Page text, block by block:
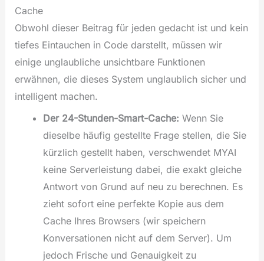
Cache
Obwohl dieser Beitrag für jeden gedacht ist und kein
tiefes Eintauchen in Code darstellt, müssen wir
einige unglaubliche unsichtbare Funktionen
erwähnen, die dieses System unglaublich sicher und
intelligent machen.
Der 24-Stunden-Smart-Cache: Wenn Sie
dieselbe häufig gestellte Frage stellen, die Sie
kürzlich gestellt haben, verschwendet MYAI
keine Serverleistung dabei, die exakt gleiche
Antwort von Grund auf neu zu berechnen. Es
zieht sofort eine perfekte Kopie aus dem
Cache Ihres Browsers (wir speichern
Konversationen nicht auf dem Server). Um
jedoch Frische und Genauigkeit zu